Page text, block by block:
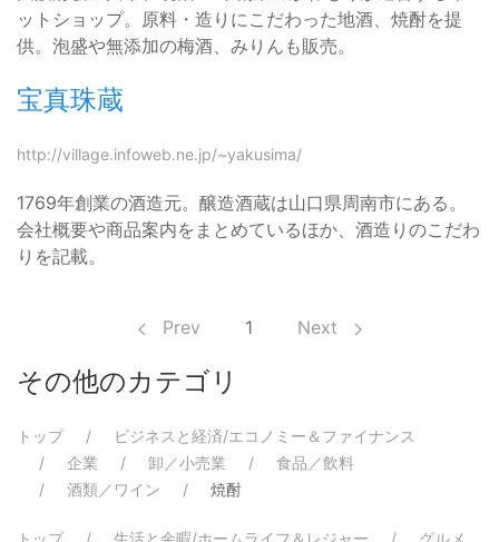
ットショップ。原料・造りにこだわった地酒、焼酎を提
供。泡盛や無添加の梅酒、みりんも販売。
宝真珠蔵
http://village.infoweb.ne.jp/~yakusima/
1769年創業の酒造元。醸造酒蔵は山口県周南市にある。
会社概要や商品案内をまとめているほか、酒造りのこだわ
りを記載。
Prev 1 Next
その他のカテゴリ
トップ
ビジネスと経済/エコノミー＆ファイナンス
企業
卸／小売業
食品／飲料
酒類／ワイン
焼酎
トップ 生活と余暇/ホームライフ＆レジャー グルメ